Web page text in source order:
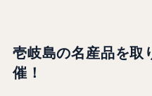
壱岐島の名産品を取
催！